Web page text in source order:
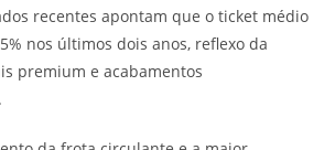
recentes apontam que o ticket médio
nos últimos dois anos, reflexo da
premium e acabamentos